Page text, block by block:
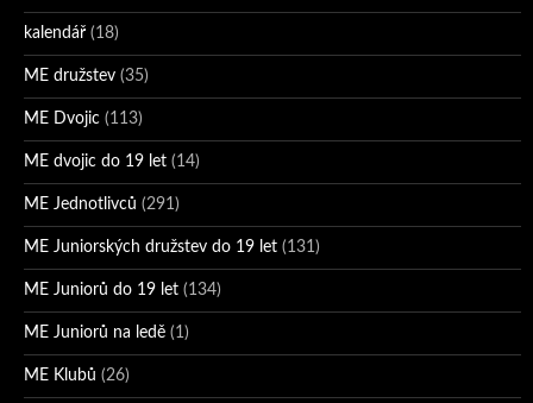
kalendář (18)
ME družstev (35)
ME Dvojic (113)
ME dvojic do 19 let (14)
ME Jednotlivců (291)
ME Juniorských družstev do 19 let (131)
ME Juniorů do 19 let (134)
ME Juniorů na ledě (1)
ME Klubů (26)